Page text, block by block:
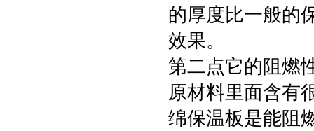
的厚度比一般的
效果。
第二点它的阻燃
原材料里面含有
绵保温板是能阻